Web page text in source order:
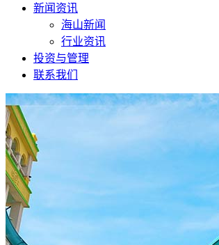
新闻资讯
海山新闻
行业资讯
投资与管理
联系我们